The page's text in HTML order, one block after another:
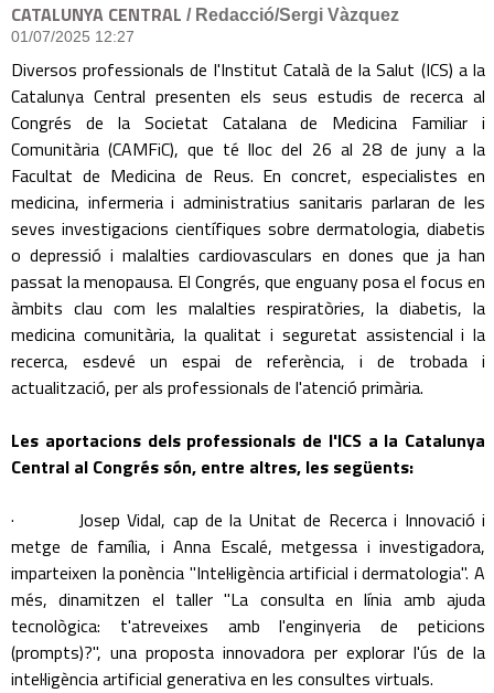
CATALUNYA CENTRAL / Redacció/Sergi Vàzquez
01/07/2025 12:27
Diversos professionals de l'Institut Català de la Salut (ICS) a la
Catalunya Central presenten els seus estudis de recerca al
Congrés de la Societat Catalana de Medicina Familiar i
Comunitària (CAMFiC), que té lloc del 26 al 28 de juny a la
Facultat de Medicina de Reus. En concret, especialistes en
medicina, infermeria i administratius sanitaris parlaran de les
seves investigacions científiques sobre dermatologia, diabetis
o depressió i malalties cardiovasculars en dones que ja han
passat la menopausa. El Congrés, que enguany posa el focus en
àmbits clau com les malalties respiratòries, la diabetis, la
medicina comunitària, la qualitat i seguretat assistencial i la
recerca, esdevé un espai de referència, i de trobada i
actualització, per als professionals de l'atenció primària.
Les aportacions dels professionals de l'ICS a la Catalunya
Central al Congrés són, entre altres, les següents:
· Josep Vidal, cap de la Unitat de Recerca i Innovació i
metge de família, i Anna Escalé, metgessa i investigadora,
imparteixen la ponència "Intel·ligència artificial i dermatologia". A
més, dinamitzen el taller "La consulta en línia amb ajuda
tecnològica: t'atreveixes amb l'enginyeria de peticions
(prompts)?", una proposta innovadora per explorar l'ús de la
intel·ligència artificial generativa en les consultes virtuals.